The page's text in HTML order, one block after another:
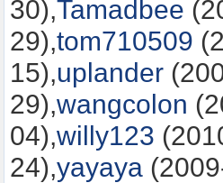
30),Tamadbee
29),tom710509
15),uplander
29),wangcolon
04),willy123
24),yayaya